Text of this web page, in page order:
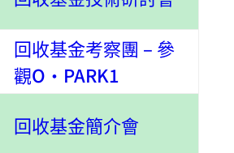
回收基金考察團 – 參
觀O‧PARK1
回收基金簡介會